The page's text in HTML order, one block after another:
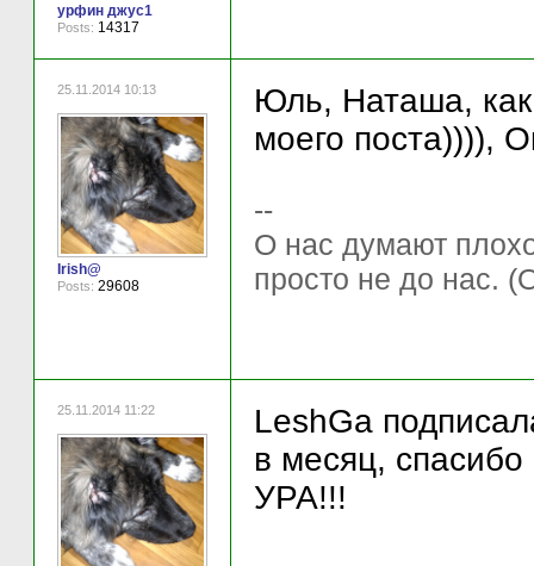
урфин джус1
Posts: 14317
25.11.2014 10:13
Irish@
Posts: 29608
Юль, Наташа,
моего поста)))),
--
О нас думают
просто не до нас.
25.11.2014 11:22
LeshGa
в месяц,
УРА!!!